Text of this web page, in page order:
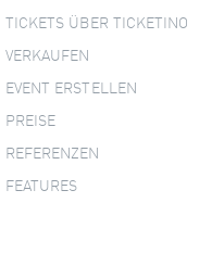
TICKETS ÜBER TICKETINO
VERKAUFEN
EVENT ERSTELLEN
PREISE
REFERENZEN
FEATURES